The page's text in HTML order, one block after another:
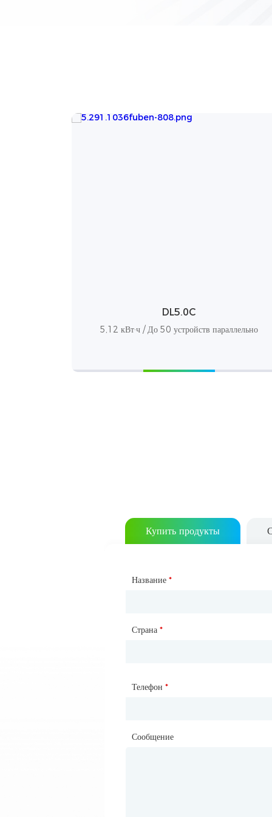
DL5.0C
5,12 кВт·ч / До 50 устройств параллельно
Купить продукты
Название *
Страна *
Телефон *
Сообщение
Тип партнерства
Веб-сайт
Почтовый ящик
Сообщение